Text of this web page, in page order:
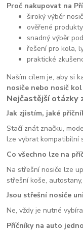
Proč nakupovat na
široký výběr
ověřené
snadný výběr
řešení pro kola,
praktické
Naším cílem je, aby si
nosiče nebo nosič kol
Nejčastější otázky
Jak zjistím, jaké
Stačí znát značku,
lze vybrat kompatibilní
Co všechno lze na
Na střešní nosiče lze
střešní koše,
Jsou střešní nosiče
Ne, vždy je nutné
Příčníky na auto